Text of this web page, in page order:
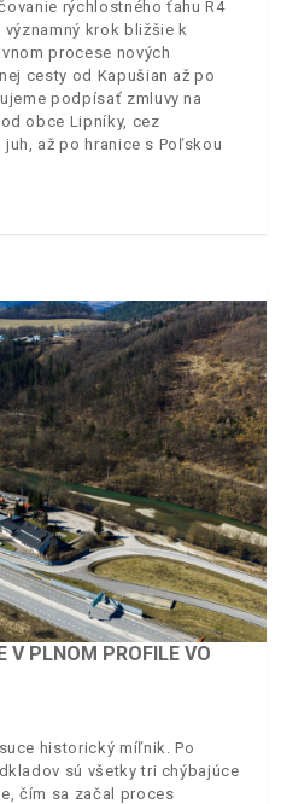
rýchlostného ťahu R4
krok bližšie k
procese nových
cesty od Kapušian až po
podpísať zmluvy na
obce Lipníky, cez
až po hranice s Poľskou
V PLNOM PROFILE VO
historický míľnik. Po
sú všetky tri chýbajúce
čím sa začal proces